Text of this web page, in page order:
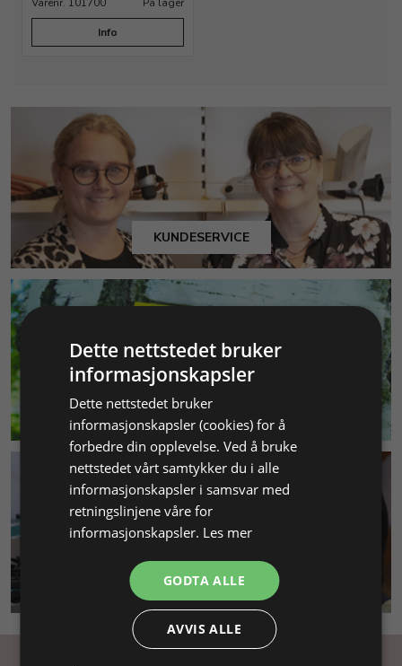
Info
KUNDESERVICE
MILJØ & BÆREKRAFT
SMYKKEKURS
Dette nettstedet bruker
informasjonskapsler
Dette nettstedet bruker
informasjonskapsler (cookies) for å
forbedre din opplevelse. Ved å bruke
nettstedet vårt samtykker du i alle
informasjonskapsler i samsvar med
retningslinjene våre for
informasjonskapsler. Les mer
GODTA ALLE
AVVIS ALLE